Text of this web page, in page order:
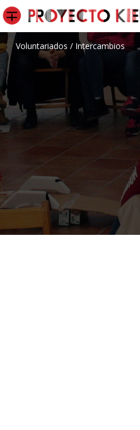
Voluntariados / Intercambios